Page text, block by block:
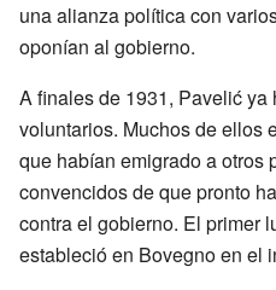
una alianza política con
oponían al gobierno.
A finales de 1931, Pavelić
voluntarios. Muchos de ellos
que habían emigrado a otros
convencidos de que pronto
contra el gobierno. El primer
estableció en Bovegno en el